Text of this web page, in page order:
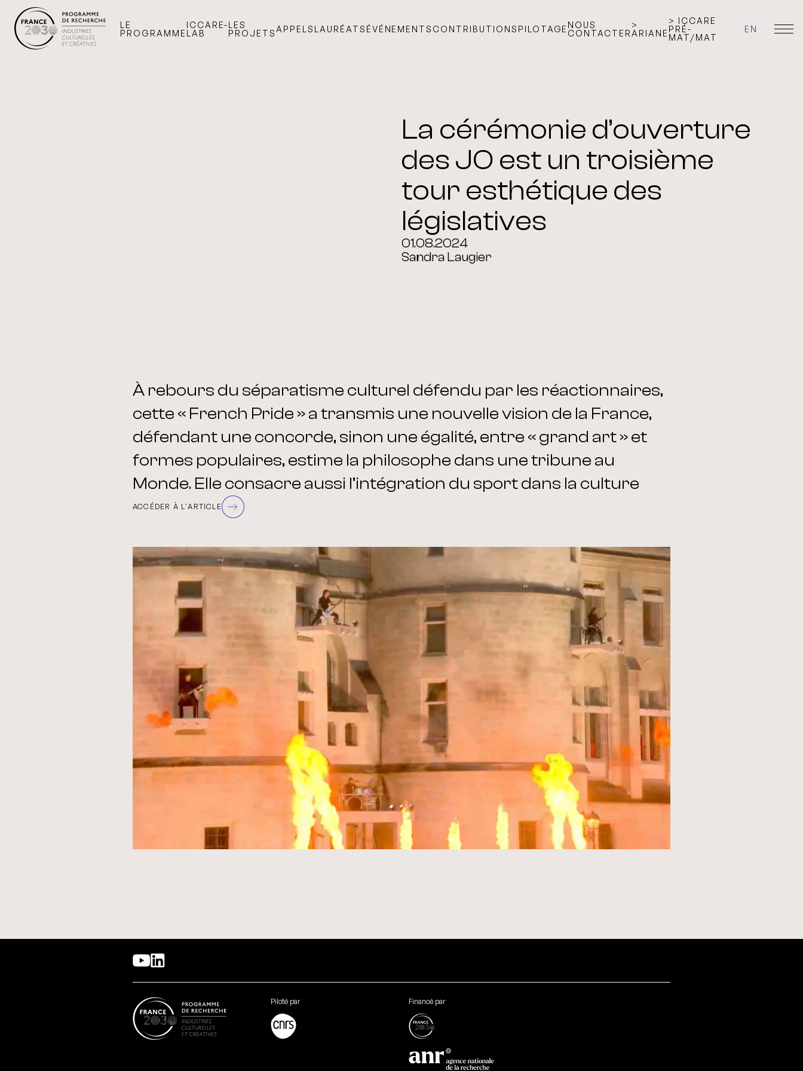
LE
PROGRAMME
ICCARE-
LAB
LES
PROJETSAPPELS LAURÉATS ÉVÉNEMENTS CONTRIBUTIONS PILOTAGE NOUS
CONTACTER
>
ARIANE
> ICCARE
PRÉ-
MAT/MAT
EN
La cérémonie d’ouverture
des JO est un troisième
tour esthétique des
législatives
01.08.2024
Sandra Laugier
À rebours du séparatisme culturel défendu par les réactionnaires,
cette « French Pride » a transmis une nouvelle vision de la France,
défendant une concorde, sinon une égalité, entre « grand art » et
formes populaires, estime la philosophe dans une tribune au
Monde. Elle consacre aussi l’intégration du sport dans la culture
ACCÉDER À L'ARTICLE
Piloté par Financé par